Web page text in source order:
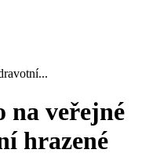
na veřejné
hrazené